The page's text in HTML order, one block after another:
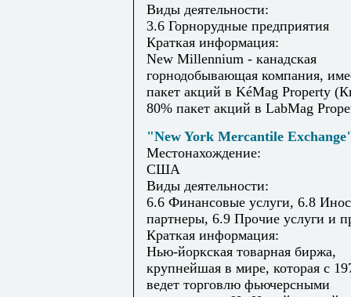
Виды деятельности:
3.6 Горнорудные предприятия
Краткая информация:
New Millennium - канадская
горнодобывающая компания,
пакет акций в KéMag Property
80% пакет акций в LabMag
"New York Mercantile
Местонахождение:
США
Виды деятельности:
6.6 Финансовые услуги, 6.8
партнеры, 6.9 Прочие услуги и
Краткая информация:
Нью-йоркская товарная биржа,
крупнейшая в мире, которая с
ведет торговлю фьючерсными